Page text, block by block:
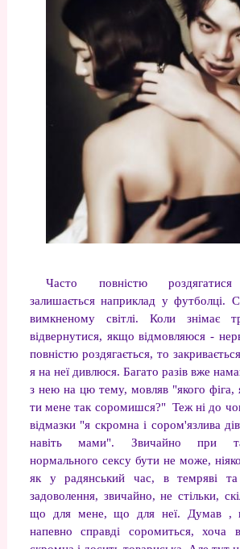
Часто повністю роздягатися
залишається наприклад у футболці.
вимкненому світлі. Коли знімає
відвернутися, якщо відмовляюся -
повністю роздягається, то
я на неї дивлюся. Багато разів вже
з нею на цю тему, мовляв "якого
ти мене так соромишся?" Теж ні до
відмазки "я скромна і сором'язлива
навіть мами". Звичайно при
нормального сексу бути не може,
як у радянський час, в темряві
задоволення, звичайно, не стільки,
що для мене, що для неї. Думав ,
напевно справді соромиться, хоча